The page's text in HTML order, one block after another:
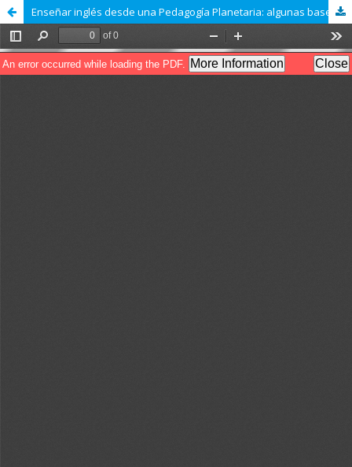
Enseñar inglés desde una Pedagogía Planetaria: algunas bases teóricas y prácticas